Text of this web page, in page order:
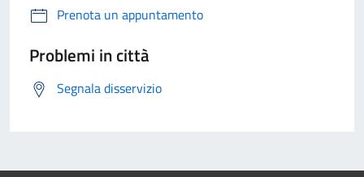
Prenota un appuntamento
Problemi in città
Segnala disservizio